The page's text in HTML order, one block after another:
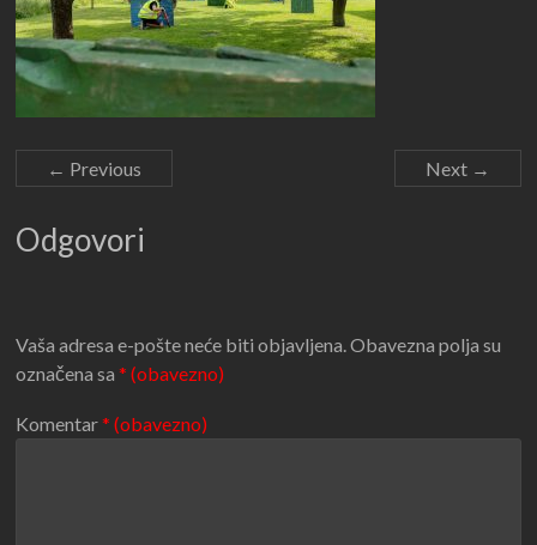
← Previous Next →
Odgovori
Vaša adresa e-pošte neće biti objavljena.Obavezna polja su
označena sa* (obavezno)
Komentar* (obavezno)